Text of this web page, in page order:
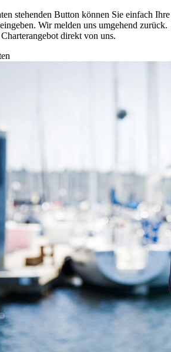
stehenden Button können Sie einfach Ihre
Wir melden uns umgehend zurück.
direkt von uns.